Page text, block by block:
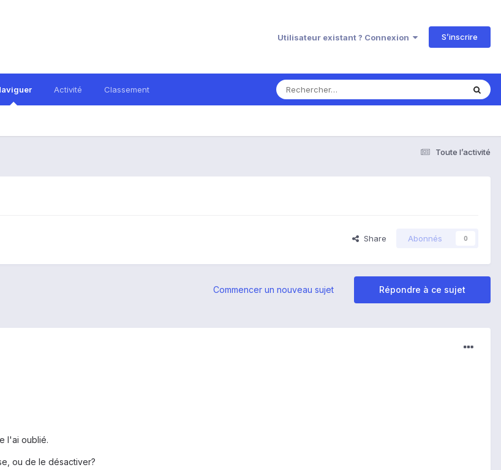
Utilisateur existant ? Connexion S’inscrire
Activité Classement
Toute l’activité
Share Abonnés 0
Répondre à ce sujet
Commencer un nouveau sujet
l'ai oublié.
ou de le désactiver?